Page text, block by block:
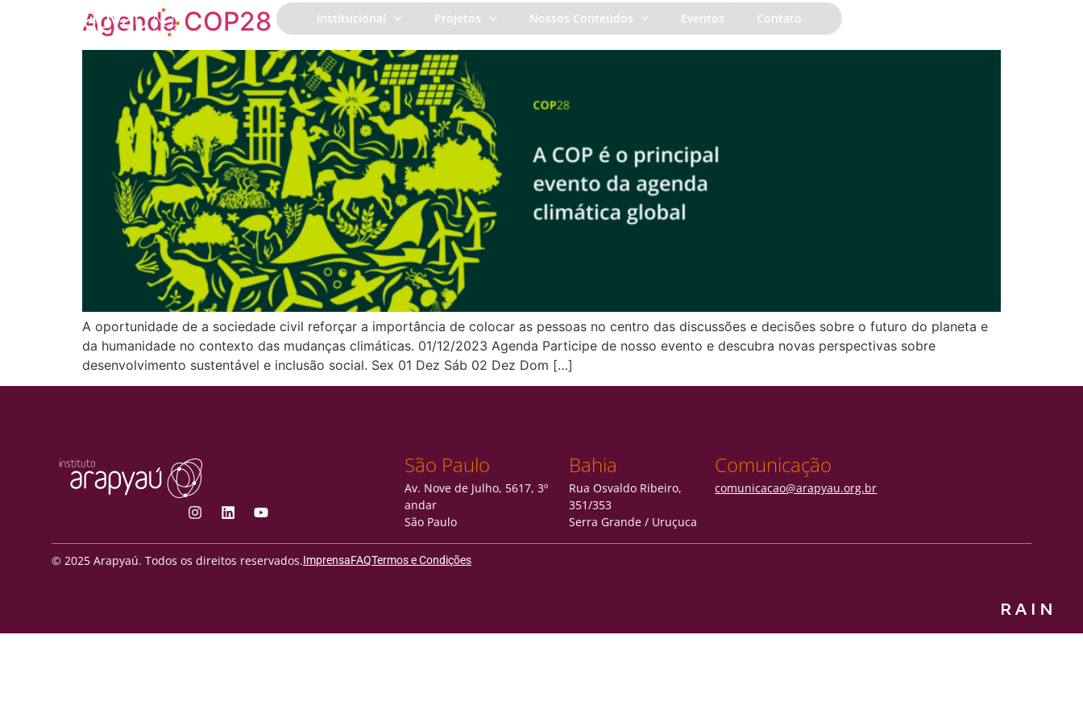
Institucional Projetos Nossos Conteúdos Eventos Contato
Agenda COP28
A oportunidade de a sociedade civil reforçar a importância de colocar as pessoas no centro das discussões e decisões sobre o futuro do planeta e
da humanidade no contexto das mudanças climáticas. 01/12/2023 Agenda Participe de nosso evento e descubra novas perspectivas sobre
desenvolvimento sustentável e inclusão social. Sex 01 Dez Sáb 02 Dez Dom […]
São Paulo
Av. Nove de Julho, 5617, 3º
andar
São Paulo
Bahia
Rua Osvaldo Ribeiro,
351/353
Serra Grande / Uruçuca
Comunicação
comunicacao@arapyau.org.br
© 2025 Arapyaú. Todos os direitos reservados.ImprensaFAQTermos e Condições